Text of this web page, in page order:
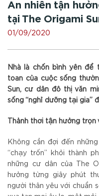
An nhiên tận
tại The Origami
01/09/2020
Nhà là chốn bình yên để
toan của cuộc sống
Sun, cư dân đô thị văn
sống “nghỉ dưỡng tại gia”
Thảnh thơi tận hưởng trọn
Không cần đợi đến
“chạy trốn” khỏi thành
những cư dân của The
hưởng từng giây phút
người thân yêu với chuẩn